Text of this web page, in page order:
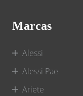
Marcas
Alessi
Alessi Pae
Ariete